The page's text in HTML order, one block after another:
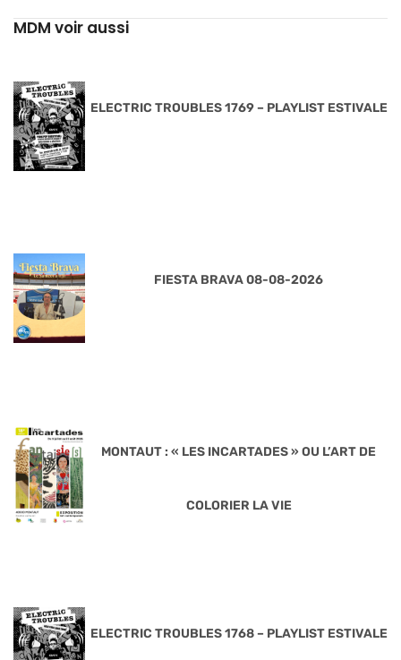
MDM voir aussi
ELECTRIC TROUBLES 1769 – PLAYLIST ESTIVALE
FIESTA BRAVA 08-08-2026
MONTAUT : « LES INCARTADES » OU L’ART DE
COLORIER LA VIE
ELECTRIC TROUBLES 1768 – PLAYLIST ESTIVALE